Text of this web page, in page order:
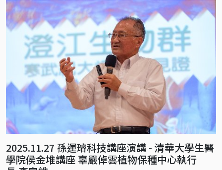
2025.11.27 孫運璿科技講座演講 - 清華大學生醫
學院侯金堆講座 辜嚴倬雲植物保種中心執行